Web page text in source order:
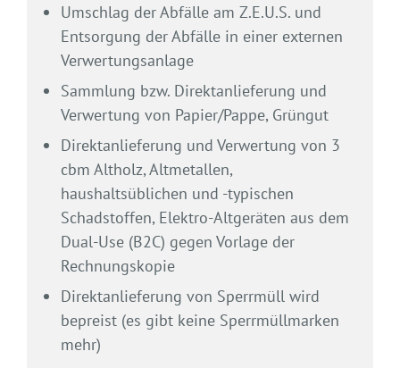
Umschlag der Abfälle am Z.E.U.S. und
Entsorgung der Abfälle in einer externen
Verwertungsanlage
Sammlung bzw. Direktanlieferung und
Verwertung von Papier/Pappe, Grüngut
Direktanlieferung und Verwertung von 3
cbm Altholz, Altmetallen,
haushaltsüblichen und -typischen
Schadstoffen, Elektro-Altgeräten aus dem
Dual-Use (B2C) gegen Vorlage der
Rechnungskopie
Direktanlieferung von Sperrmüll wird
bepreist (es gibt keine Sperrmüllmarken
mehr)